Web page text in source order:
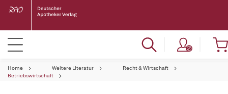
Home Weitere Literatur
Recht & Wirtschaft
Betriebswirtschaft